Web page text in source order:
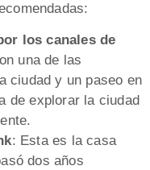
los canales de
una de las
ciudad y un paseo en
de explorar la ciudad
: Esta es la casa
dos años